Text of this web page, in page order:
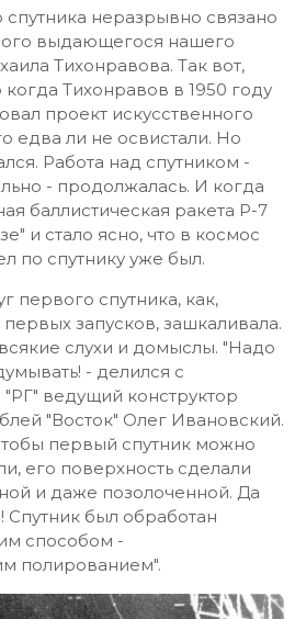
неразрывно связано
выдающегося нашего
Тихонравова. Так вот,
когда Тихонравов в 1950 году
проект искусственного
едва ли не освистали. Но
Работа над спутником -
- продолжалась. И когда
баллистическая ракета Р-7
и стало ясно, что в космос
по спутнику уже был.
первого спутника, как,
запусков, зашкаливала.
слухи и домыслы. "Надо
- делился с
ведущий конструктор
"Восток" Олег Ивановский.
первый спутник можно
его поверхность сделали
и даже позолоченной. Да
Спутник был обработан
способом -
полированием".